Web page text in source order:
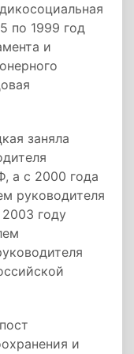
по 1999 год
и
заняла
а с 2000 года
руководителя
году
и